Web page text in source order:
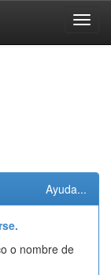
Ayuda...
o nombre de